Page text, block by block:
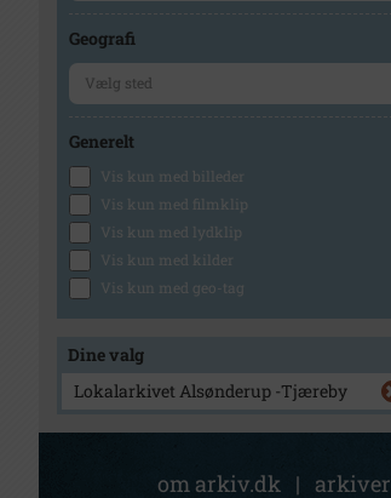
Geografi
Generelt
Vis kun med billeder
Vis kun med filmklip
Vis kun med lydklip
Vis kun med kilder
Vis kun med geo-tag
Dine valg
Lokalarkivet Alsønderup -Tjæreby
om arkiv.dk | arkiver